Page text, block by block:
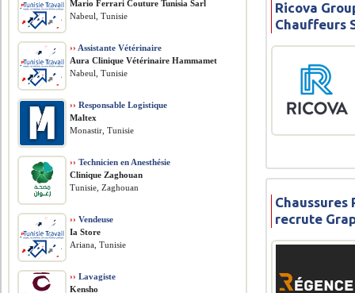
Ricova
Chauffeurs
Chaussures
recrute
Mario Ferrari Couture Tunisia Sarl
Nabeul, Tunisie
›› Assistante Vétérinaire
Aura Clinique Vétérinaire Hammamet
Nabeul, Tunisie
›› Responsable Logistique
Maltex
Monastir, Tunisie
›› Technicien en Anesthésie
Clinique Zaghouan
Tunisie, Zaghouan
›› Vendeuse
Ia Store
Ariana, Tunisie
›› Lavagiste
Kensho